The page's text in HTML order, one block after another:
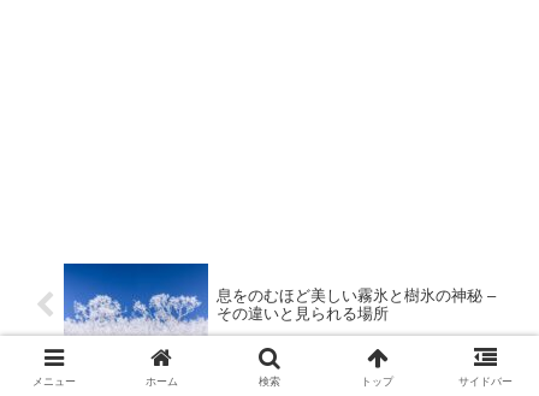
息をのむほど美しい霧氷と樹氷の神秘 –
その違いと見られる場所
メニュー ホーム 検索 トップ サイドバー